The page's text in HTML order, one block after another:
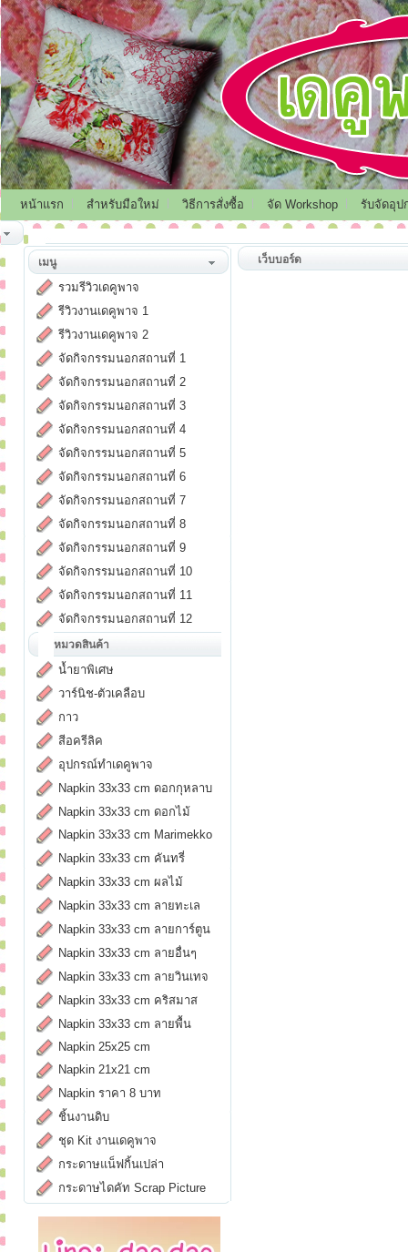
หน้าแรก สำหรับมือใหม่ วิธีการสั่งซื้อ จัด Workshop รับจัดอุป
เมนู
รวมรีวิวเดคูพาจ
รีวิวงานเดคูพาจ 1
รีวิวงานเดคูพาจ 2
จัดกิจกรรมนอกสถานที่ 1
จัดกิจกรรมนอกสถานที่ 2
จัดกิจกรรมนอกสถานที่ 3
จัดกิจกรรมนอกสถานที่ 4
จัดกิจกรรมนอกสถานที่ 5
จัดกิจกรรมนอกสถานที่ 6
จัดกิจกรรมนอกสถานที่ 7
จัดกิจกรรมนอกสถานที่ 8
จัดกิจกรรมนอกสถานที่ 9
จัดกิจกรรมนอกสถานที่ 10
จัดกิจกรรมนอกสถานที่ 11
จัดกิจกรรมนอกสถานที่ 12
หมวดสินค้า
น้ำยาพิเศษ
วาร์นิช-ตัวเคลือบ
กาว
สีอครีลิค
อุปกรณ์ทำเดคูพาจ
Napkin 33x33 cm ดอกกุหลาบ
Napkin 33x33 cm ดอกไม้
Napkin 33x33 cm Marimekko
Napkin 33x33 cm คันทรี่
Napkin 33x33 cm ผลไม้
Napkin 33x33 cm ลายทะเล
Napkin 33x33 cm ลายการ์ตูน
Napkin 33x33 cm ลายอื่นๆ
Napkin 33x33 cm ลายวินเทจ
Napkin 33x33 cm คริสมาส
Napkin 33x33 cm ลายพื้น
Napkin 25x25 cm
Napkin 21x21 cm
Napkin ราคา 8 บาท
ชิ้นงานดิบ
ชุด Kit งานเดคูพาจ
กระดาษแน็ฟกิ้นเปล่า
กระดาษไดคัท Scrap Picture
เว็บบอร์ด